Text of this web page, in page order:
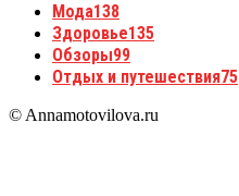
Мода138
Здоровье135
Обзоры99
Отдых и путешествия75
© Annamotovilova.ru